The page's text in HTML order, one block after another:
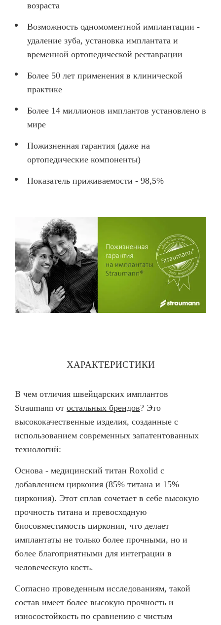
КОНТАКТЫ
ОТЗЫВЫ
СТАТЬИ
АКЦИИ
ОФИЦИАЛЬНАЯ ИНФОРМАЦИЯ
возраста
Возможность одномоментной имплантации -
удаление зуба, установка имплантата и
временной ортопедической реставрации
Более 50 лет применения в клинической
практике
Более 14 миллионов имплантов установлено в
мире
Пожизненная гарантия (даже на
ортопедические компоненты)
Показатель приживаемости - 98,5%
ХАРАКТЕРИСТИКИ
В чем отличия швейцарских имплантов
Straumann от остальных брендов? Это
высококачественные изделия, созданные с
использованием современных запатентованных
технологий:
Основа - медицинский титан Roxolid с
добавлением циркония (85% титана и 15%
циркония). Этот сплав сочетает в себе высокую
прочность титана и превосходную
биосовместимость циркония, что делает
имплантаты не только более прочными, но и
более благоприятными для интеграции в
человеческую кость.
Согласно проведенным исследованиям, такой
состав имеет более высокую прочность и
износостойкость по сравнению с чистым